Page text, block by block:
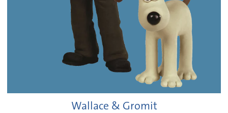
Wallace & Gromit